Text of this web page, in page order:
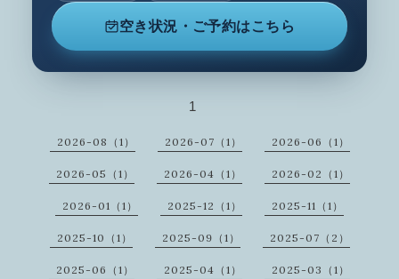
空き状況・ご予約はこちら
1
2026-08（1） 2026-07（1） 2026-06（1）
2026-05（1） 2026-04（1） 2026-02（1）
2026-01（1） 2025-12（1） 2025-11（1）
2025-10（1） 2025-09（1） 2025-07（2）
2025-06（1） 2025-04（1） 2025-03（1）